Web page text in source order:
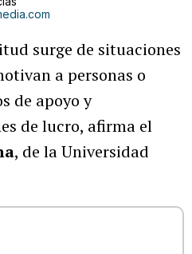
surge de situaciones
a personas o
de apoyo y
de lucro, afirma el
, de la Universidad